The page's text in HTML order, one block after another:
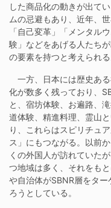
した商品化の動きが出て
ムの忌避もあり、近年、
「自己変革」「メンタル
験」などをあげる人たち
の要素を持つと考えられる
一方、日本には歴史あ
化が数多く残っており、
と、宿坊体験、お遍路、
道体験、精進料理、霊山
り、これらはスピリチュ
ス」にもつながる。以前
くの外国人が訪れていた
つ地域は多く、それをも
や自治体がSBNR層をタ
ろうとしている。